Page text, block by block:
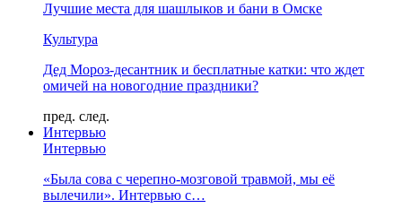
Лучшие места для шашлыков и бани в Омске
Культура
Дед Мороз-десантник и бесплатные катки: что ждет
омичей на новогодние праздники?
пред. след.
Интервью
Интервью
«Была сова с черепно-мозговой травмой, мы её
вылечили». Интервью с…